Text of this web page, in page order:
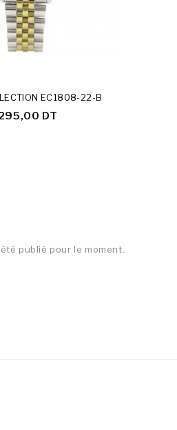
EC1808-22-B
DT
publié pour le moment.